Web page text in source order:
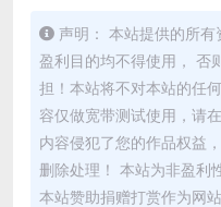
声明： 本站提供的所
盈利目的均不得使用， 否
担！本站将不对本站的任
容仅做宽带测试使用，请
内容侵犯了您的作品权益
删除处理！ 本站为非盈利
本站赞助捐赠打赏作为网